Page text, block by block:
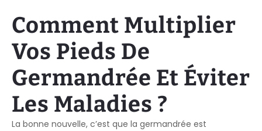
Comment Multiplier
Vos Pieds De
Germandrée Et Éviter
Les Maladies ?
La bonne nouvelle, c’est que la germandrée est